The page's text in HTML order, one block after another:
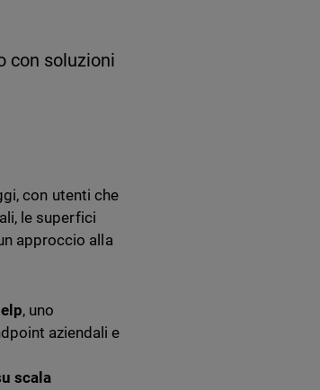
con soluzioni
con utenti che
le superfici
approccio alla
, uno
aziendali e
scala